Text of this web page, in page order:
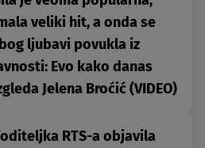
veliki hit, a onda se
ljubavi povukla iz
Evo kako danas
Jelena Broćić (VIDEO)
RTS-a objavila